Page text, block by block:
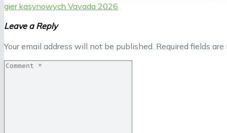
gier kasynowych Vavada 2026
Leave a Reply
Your email address will not be published. Required fields